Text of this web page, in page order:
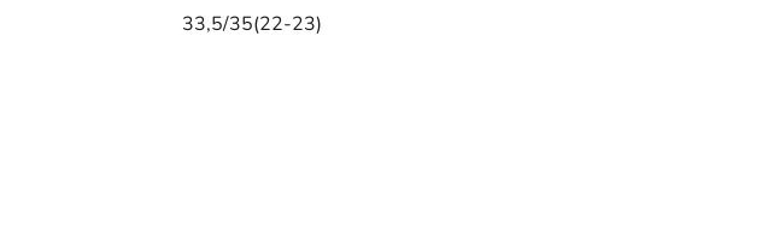
33,5/35(22-23)